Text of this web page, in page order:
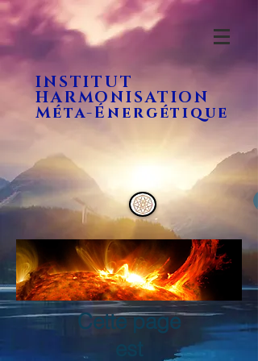
INSTITUT
HARMONISATION
Méta-Énergétique
Cette page